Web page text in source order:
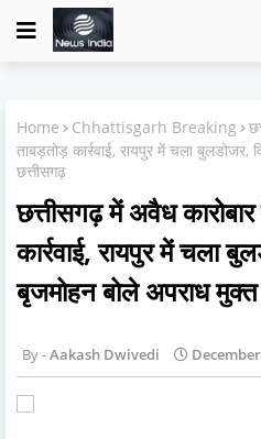
Home Chhattisgarh Breaking
ताबड़तोड़ कार्रवाई, रायपुर में चला बुलडोजर,
छत्तीसगढ़
छत्तीसगढ़ में अवैध
कार्रवाई, रायपुर में चला
बृजमोहन बोले अपराध मुक्त
Aakash Dwivedi